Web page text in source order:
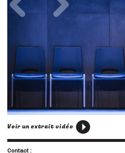
Voir un extrait vidéo
Contact :